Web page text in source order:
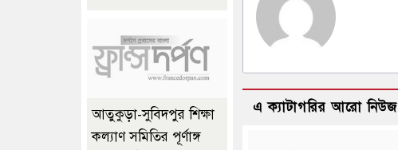
এ ক্যাটাগরির আরো নিউজ
আতুকুড়া-সুবিদপুর শিক্ষা
কল্যাণ সমিতির পূর্ণাঙ্গ